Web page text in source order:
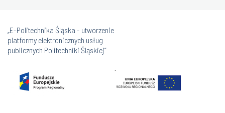
„E-Politechnika Śląska - utworzenie
platformy elektronicznych usług
publicznych Politechniki Śląskiej”